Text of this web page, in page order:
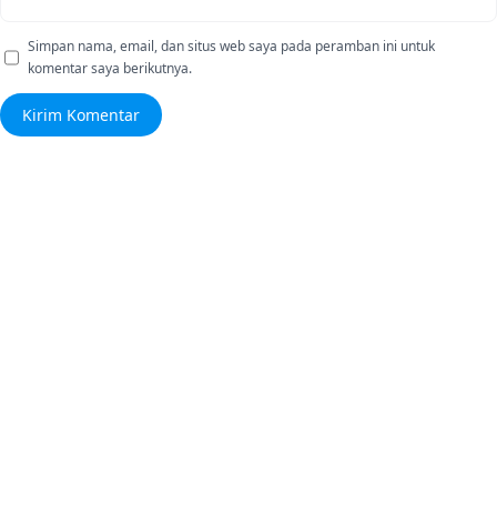
Simpan nama, email, dan situs web saya pada peramban ini untuk
komentar saya berikutnya.